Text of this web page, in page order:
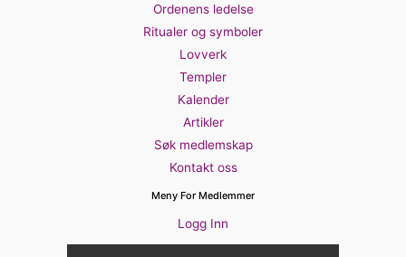
Ordenens ledelse
Ritualer og symboler
Lovverk
Templer
Kalender
Artikler
Søk medlemskap
Kontakt oss
Meny For Medlemmer
Logg Inn